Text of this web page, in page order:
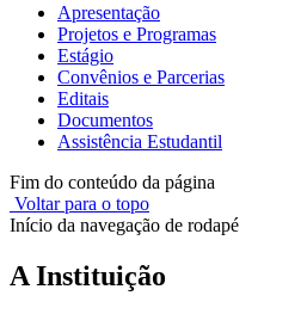
Apresentação
Projetos e Programas
Estágio
Convênios e Parcerias
Editais
Documentos
Assistência Estudantil
Fim do conteúdo da página
Voltar para o topo
Início da navegação de rodapé
A Instituição